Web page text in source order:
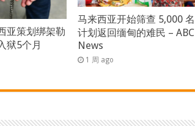
亚策划绑架勒
狱5个月
马来西亚开始筛查 5,000 名
计划返回缅甸的难民 – ABC
News
1 周 ago